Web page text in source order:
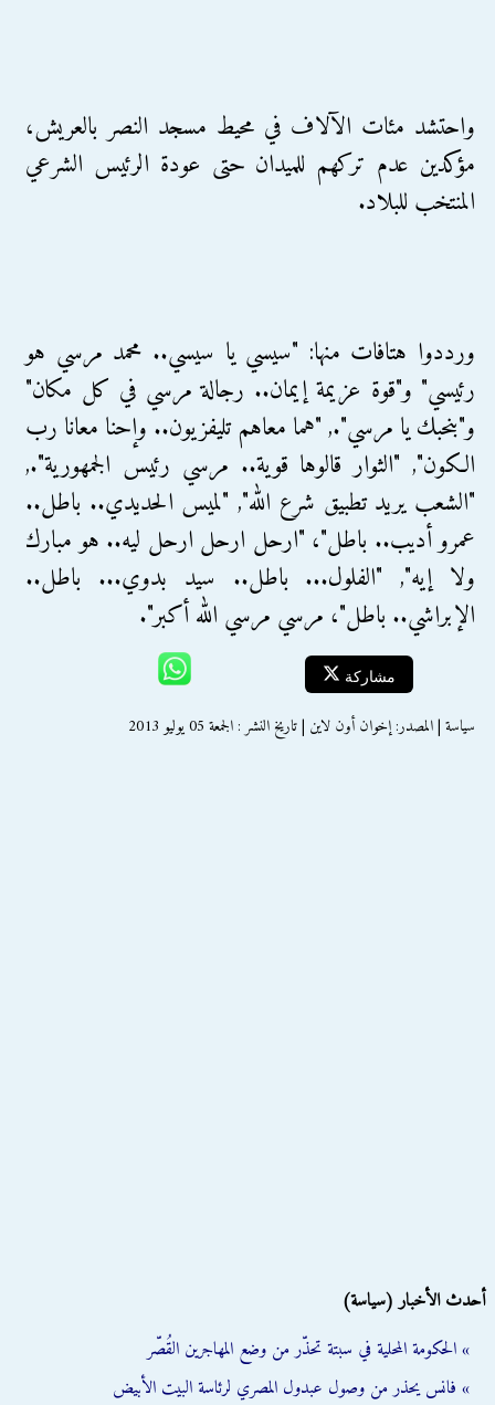
واحتشد مئات الآلاف في محيط مسجد النصر بالعريش،
مؤكدين عدم تركهم للميدان حتى عودة الرئيس الشرعي
المنتخب للبلاد.
ورددوا هتافات منها: "سيسي يا سيسي.. محمد مرسي هو
رئيسي" و"قوة عزيمة إيمان.. رجالة مرسي في كل مكان"
و"بنحبك يا مرسي"., "هما معاهم تليفزيون.. وإحنا معانا رب
الكون", "الثوار قالوها قوية.. مرسي رئيس الجمهورية".,
"الشعب يريد تطبيق شرع الله", "لميس الحديدي.. باطل..
عمرو أديب.. باطل"، "ارحل ارحل ارحل ليه.. هو مبارك
ولا إيه", "الفلول... باطل.. سيد بدوي... باطل..
الإبراشي.. باطل"، مرسي مرسي الله أكبر".
مشاركة
سياسة | المصدر: إخوان أون لاين | تاريخ النشر : الجمعة 05 يوليو 2013
أحدث الأخبار (سياسة)
» الحكومة المحلية في سبتة تحذّر من وضع المهاجرين القُصّر
» فانس يحذر من وصول عبدول المصري لرئاسة البيت الأبيض